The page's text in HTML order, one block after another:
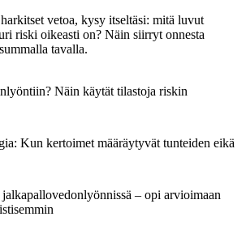
vetoa, kysy itseltäsi: mitä luvut
riski oikeasti on? Näin siirryt onnesta
tavalla.
Näin käytät tilastoja riskin
Kun kertoimet määräytyvät tunteiden eikä
– opi arvioimaan